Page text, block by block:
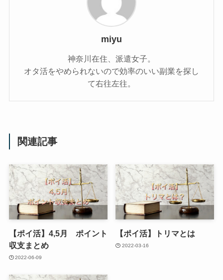
miyu
神奈川在住、派遣女子。
オタ活をやめられないので効率のいい副業を探し
て右往左往。
関連記事
【ポイ活】4,5月 ポイント
収支まとめ
2022-06-09
【ポイ活】トリマとは
2022-03-16